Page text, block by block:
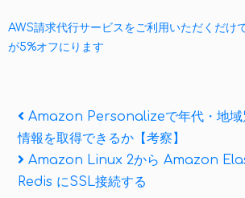
AWS請求代行サービスをご利用いただくだけ
が5%オフにります
投
稿
ナ
Previous
Post
Amazon Personalizeで年代・地域
情報を取得できるか【考察】
Next
Post
Amazon Linux 2から Amazon
Redis にSSL接続する